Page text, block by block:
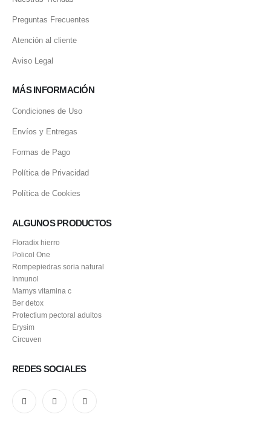
Preguntas Frecuentes
Atención al cliente
Aviso Legal
MÁS INFORMACIÓN
Condiciones de Uso
Envíos y Entregas
Formas de Pago
Política de Privacidad
Política de Cookies
ALGUNOS PRODUCTOS
Floradix hierro
Policol One
Rompepiedras soria natural
Inmunol
Marnys vitamina c
Ber detox
Protectium pectoral adultos
Erysim
Circuven
REDES SOCIALES